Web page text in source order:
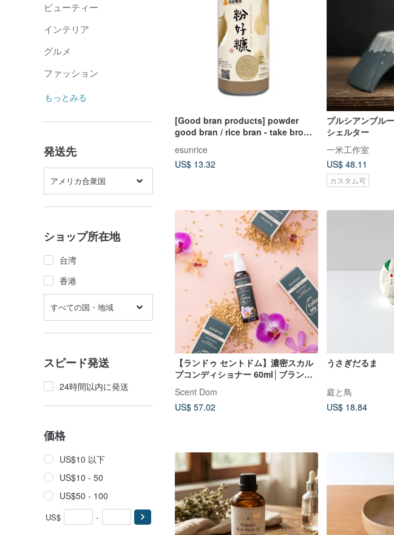
ビューティー
インテリア
グルメ
ファッション
もっとみる
発送先
アメリカ合衆国
ショップ所在地
台湾
香港
すべての国・地域
スピード発送
24時間以内に発送
価格
US$10 以下
US$10 - 50
US$50 - 100
US$ -
[Good bran products] powder
good bran / rice bran - take brown
esunrice
US$ 13.32
プルシアンブル
シェルター
一米工作室
US$ 48.11
カスタム可
【ランドゥ セントドム】濃密スカル
プコンディショナー 60ml│ブランド
Scent Dom
US$ 57.02
うさぎだるま
庭と鳥
US$ 18.84